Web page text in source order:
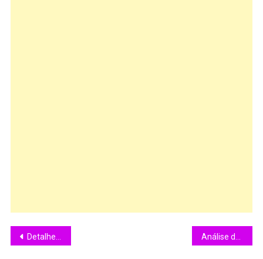
Detalhes do Blu-ray ” True Lies” da Obras-Primas do Cinema.